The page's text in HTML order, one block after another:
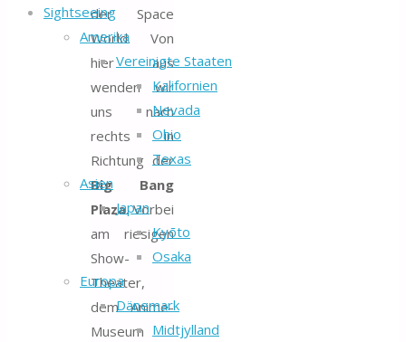
Sightseeing
Amerika
Vereinigte Staaten
Kalifornien
Nevada
Ohio
Texas
Asien
Japan
Kyōto
Osaka
Europa
Dänemark
Midtjylland
der Space
World. Von
hier aus
wenden wir
uns nach
rechts in
Richtung der
Big Bang
Plaza.Vorbei
am riesigen
Show-
Theater,
dem Anime-
Museum